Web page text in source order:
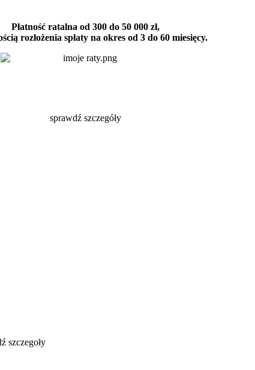
Płatność ratalna od 300 do 50 000 zł,
rozłożenia spłaty na okres od 3 do 60 miesięcy.
sprawdź szczegóły
szczegoły